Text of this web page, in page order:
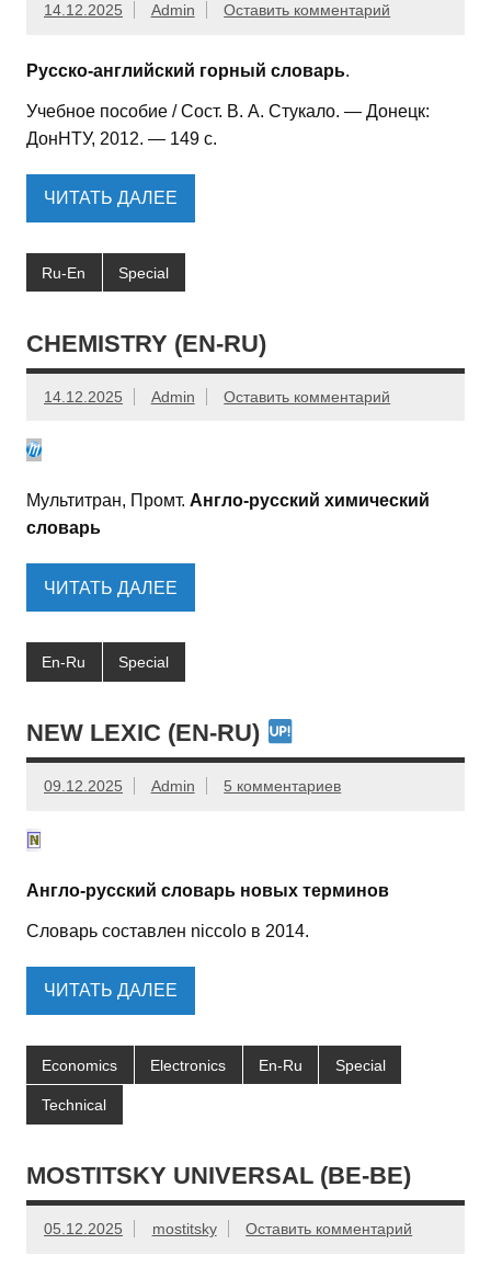
14.12.2025 Admin Оставить комментарий
Русско-английский горный словарь.
Учебное пособие / Сост. В. А. Стукало. — Донецк:
ДонНТУ, 2012. — 149 с.
ЧИТАТЬ ДАЛЕЕ
Ru-En Special
CHEMISTRY (EN-RU)
14.12.2025 Admin Оставить комментарий
Мультитран, Промт. Англо-русский химический
словарь
ЧИТАТЬ ДАЛЕЕ
En-Ru Special
NEW LEXIC (EN-RU)
09.12.2025 Admin 5 комментариев
Англо-русский словарь новых терминов
Словарь составлен niccolo в 2014.
ЧИТАТЬ ДАЛЕЕ
Economics Electronics En-Ru Special
Technical
MOSTITSKY UNIVERSAL (BE-BE)
05.12.2025 mostitsky Оставить комментарий